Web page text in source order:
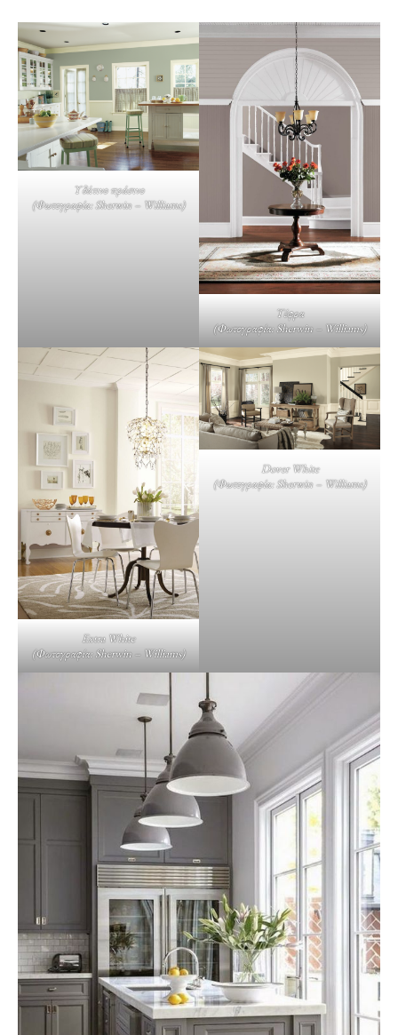
Υδάτινο πράσινο
(Φωτογραφία: Sherwin – Williams)
Τέφρα
(Φωτογραφία: Sherwin – Williams)
Extra White
(Φωτογραφία: Sherwin – Williams)
Dover White
(Φωτογραφία: Sherwin – Williams)